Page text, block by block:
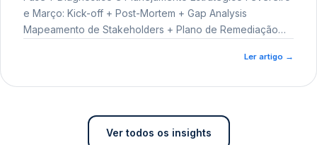
e Março: Kick-off + Post-Mortem + Gap Analysis
Mapeamento de Stakeholders + Plano de Remediação
Ler artigo →
Ver todos os insights